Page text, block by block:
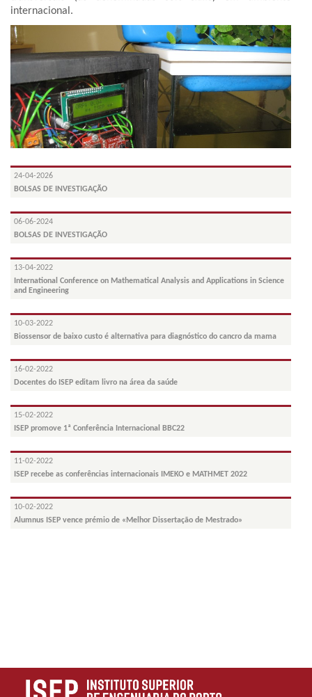
internacional.
24-04-2026
BOLSAS DE INVESTIGAÇÃO
06-06-2024
BOLSAS DE INVESTIGAÇÃO
13-04-2022
International Conference on Mathematical Analysis and Applications in Science
and Engineering
10-03-2022
Biossensor de baixo custo é alternativa para diagnóstico do cancro da mama
16-02-2022
Docentes do ISEP editam livro na área da saúde
15-02-2022
ISEP promove 1ª Conferência Internacional BBC22
11-02-2022
ISEP recebe as conferências internacionais IMEKO e MATHMET 2022
10-02-2022
Alumnus ISEP vence prémio de «Melhor Dissertação de Mestrado»